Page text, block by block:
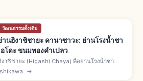
วัฒนธรรมดั้งเดิม
านฮิงาชิชายะ คานาซาวะ: ย่านโรงน้ำชา
อโดะ ขนมทองคำเปลว
งาชิชายะ (Higashi Chaya) คือย่านโรงน้ำชา
ระวัติศาสตร์ฮิงาชิยามะเมืองคานาซาวะ จ.อิชิคาวะ
→